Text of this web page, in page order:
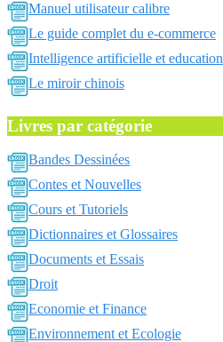
Manuel utilisateur calibre
Le guide complet du e-commerce
Intelligence artificielle et education
Le miroir chinois
Livres par catégorie
Bandes Dessinées
Contes et Nouvelles
Cours et Tutoriels
Dictionnaires et Glossaires
Documents et Essais
Droit
Economie et Finance
Environnement et Ecologie